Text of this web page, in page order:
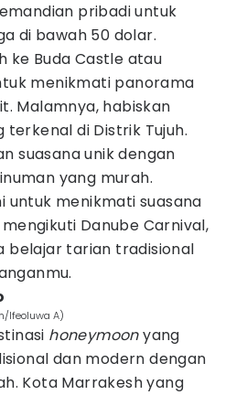
pribadi untuk
di bawah 50 dolar.
ke Buda Castle atau
menikmati panorama
Malamnya, habiskan
terkenal di Distrik Tujuh.
suasana unik dengan
yang murah.
untuk menikmati suasana
Danube Carnival,
belajar tarian tradisional
Ifeoluwa A)
honeymoonyang
dan modern dengan
Kota Marrakesh yang